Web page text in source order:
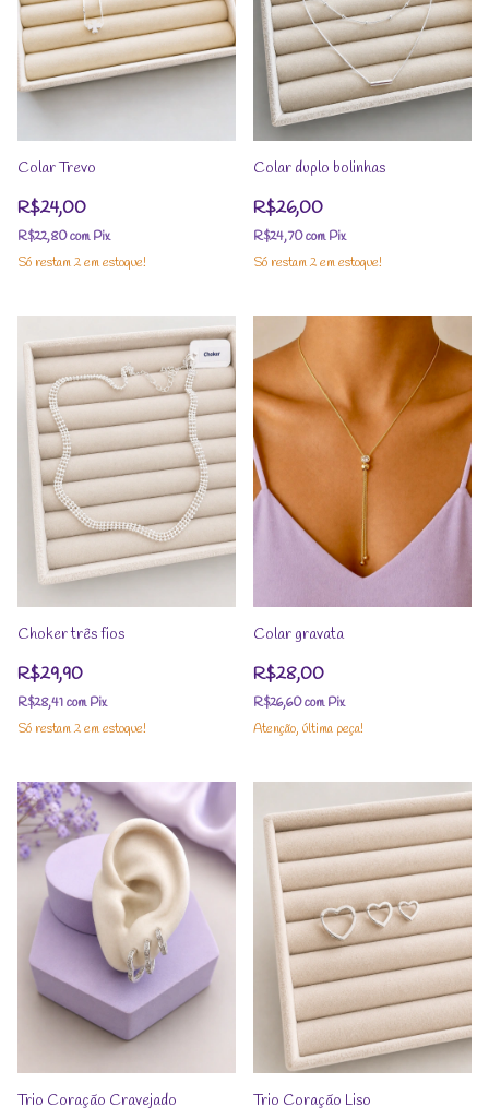
Colar Trevo
R$24,00
R$22,80com Pix
Só restam2em estoque!
Colar duplo bolinhas
R$26,00
R$24,70com Pix
Só restam2em estoque!
Choker três fios
R$29,90
R$28,41com Pix
Só restam2em estoque!
Colar gravata
R$28,00
R$26,60com Pix
Atenção, última peça!
Trio Coração Cravejado Trio Coração Liso